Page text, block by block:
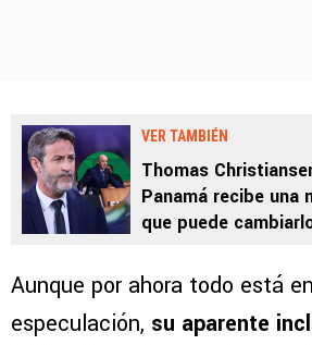
VER TAMBIÉN
Thomas
Panamá recibe una
que puede
Aunque por ahora todo está
especulación, su aparente